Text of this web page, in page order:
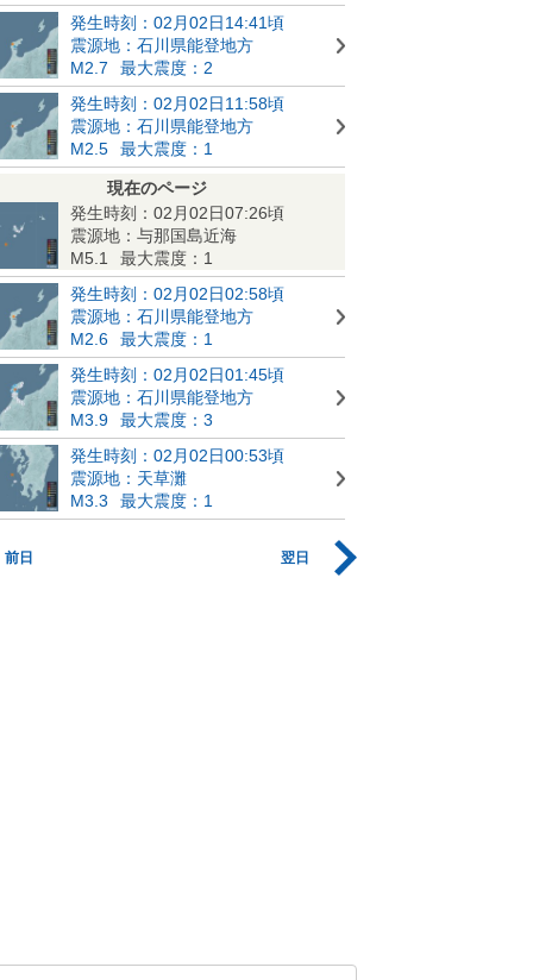
発生時刻：02月02日14:41頃
震源地：石川県能登地方
M2.7
最大震度：2
発生時刻：02月02日11:58頃
震源地：石川県能登地方
M2.5
最大震度：1
現在のページ
発生時刻：02月02日07:26頃
震源地：与那国島近海
M5.1
最大震度：1
発生時刻：02月02日02:58頃
震源地：石川県能登地方
M2.6
最大震度：1
発生時刻：02月02日01:45頃
震源地：石川県能登地方
M3.9
最大震度：3
発生時刻：02月02日00:53頃
震源地：天草灘
M3.3
最大震度：1
前日 翌日